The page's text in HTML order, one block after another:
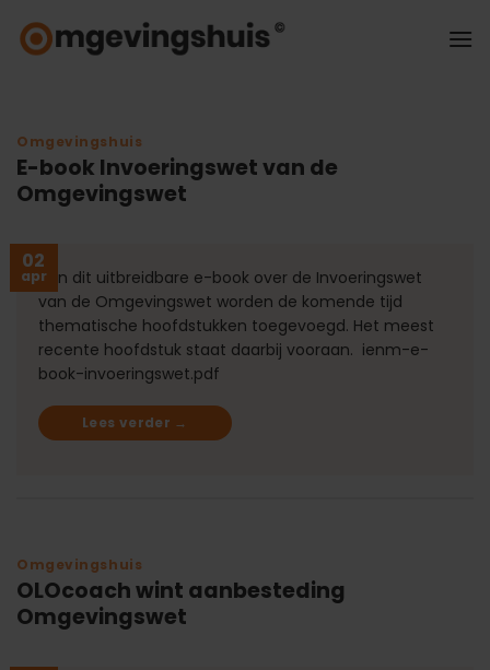
naar
Omgevingshuis
E-book Invoeringswet van de
Omgevingswet
02
aprAan dit uitbreidbare e-book over de Invoeringswet
van de Omgevingswet worden de komende tijd
thematische hoofdstukken toegevoegd. Het meest
recente hoofdstuk staat daarbij vooraan. ienm-e-
book-invoeringswet.pdf
Lees verder →
Omgevingshuis
OLOcoach wint aanbesteding
Omgevingswet